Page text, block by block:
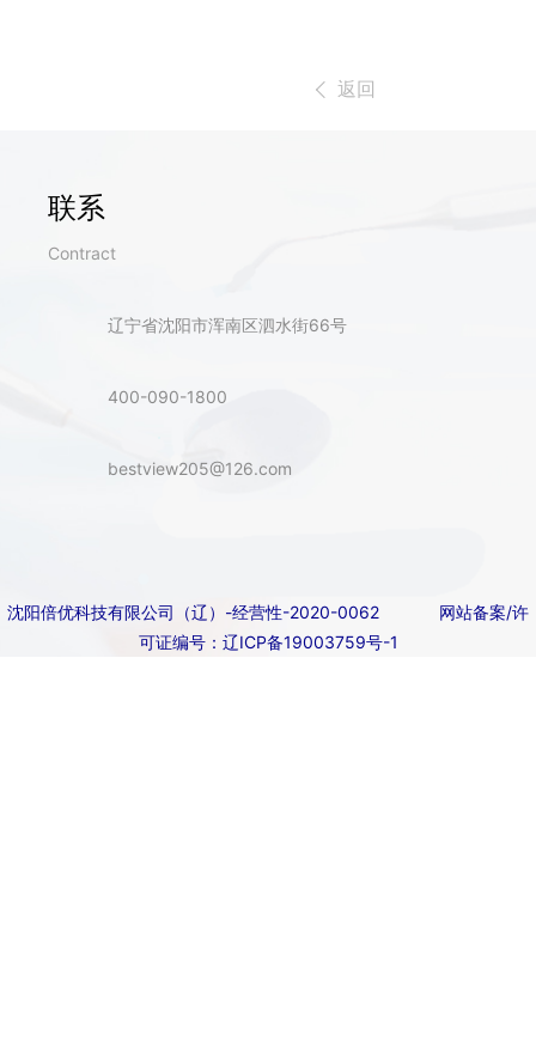
返回
联系
Contract
辽宁省沈阳市浑南区泗水街66号
400-090-1800
bestview205@126.com
沈阳倍优科技有限公司（辽）-经营性-2020-0062
网站备案/许
可证编号：辽ICP备19003759号-1